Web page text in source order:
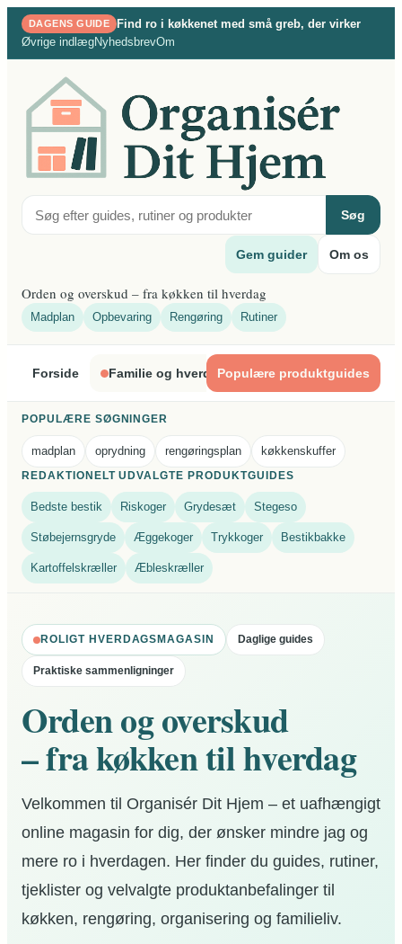
Spring
indhold
DAGENS GUIDE
Find ro i køkkenet med små greb, der virker
Øvrige indlægNyhedsbrevOm
Søg
Gem guider Om os
Orden og overskud – fra køkken til hverdag
Madplan Opbevaring Rengøring Rutiner
Forside Familie og hverdagsliv Indretning og
Populære produktguides
POPULÆRE SØGNINGER
madplan oprydning rengøringsplan køkkenskuffer
REDAKTIONELT UDVALGTE PRODUKTGUIDES
Bedste bestik Riskoger Grydesæt Stegeso
Støbejernsgryde Æggekoger Trykkoger Bestikbakke
Kartoffelskræller Æbleskræller
ROLIGT HVERDAGSMAGASIN Daglige guides
Praktiske sammenligninger
Orden og overskud
– fra køkken til hverdag
Velkommen til Organisér Dit Hjem – et uafhængigt
online magasin for dig, der ønsker mindre jag og
mere ro i hverdagen. Her finder du guides, rutiner,
tjeklister og velvalgte produktanbefalinger til
køkken, rengøring, organisering og familieliv.